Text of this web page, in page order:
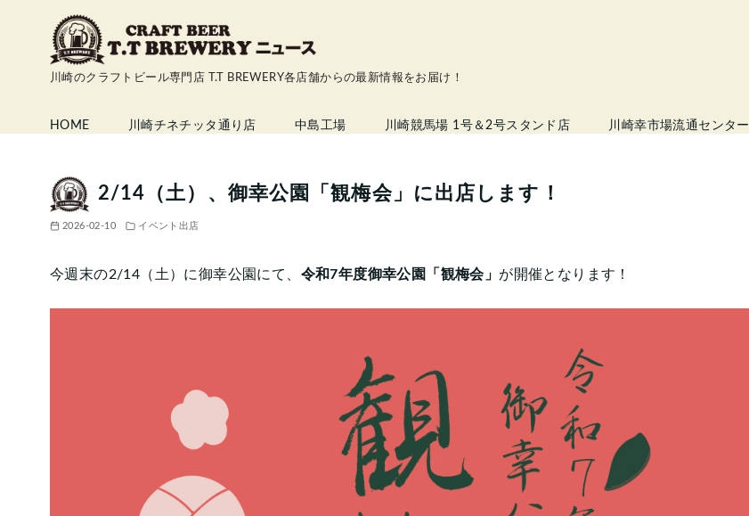
へ
川崎のクラフトビール専門店 T.T BREWERY各店舗からの最新情報をお届け！
HOME 川崎チネチッタ通り店 中島工場 川崎競馬場 1号＆2号スタンド店 川崎幸市場流通センター
2/14（土）、御幸公園「観梅会」に出店します！
2026-02-10 イベント出店
今週末の2/14（土）に御幸公園にて、 令和7年度御幸公園「観梅会」 が開催となります！